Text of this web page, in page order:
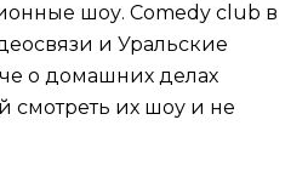
шоу. Comedy club в
и Уральские
о домашних делах
смотреть их шоу и не